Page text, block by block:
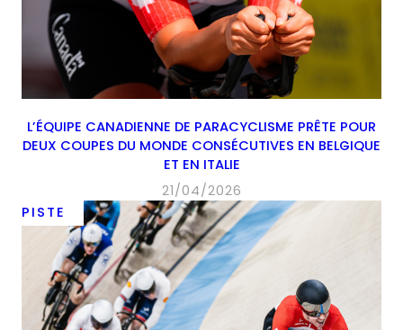
L’ÉQUIPE CANADIENNE DE PARACYCLISME PRÊTE POUR
DEUX COUPES DU MONDE CONSÉCUTIVES EN BELGIQUE
ET EN ITALIE
21/04/2026
PISTE